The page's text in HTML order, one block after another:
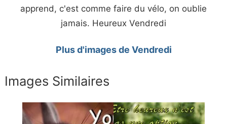
apprend, c'est comme faire du vélo, on oublie
jamais. Heureux Vendredi
Plus d'images de Vendredi
Images Similaires